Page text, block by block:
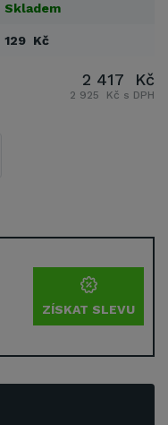
Skladem
129 Kč
ZÍSKAT SLEVU
2 417 Kč
2 925 Kč s DPH